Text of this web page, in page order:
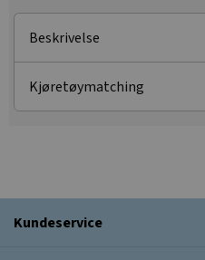
Beskrivelse
Kjøretøymatching
Kundeservice